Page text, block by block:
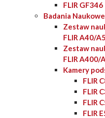
FLIR GF346
Badania Naukowe
Zestaw
FLIR A40/
Zestaw
FLIR A400/
Kamery
FLIR
FLIR
FLIR
FLIR